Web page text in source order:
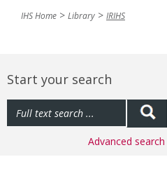
IHS Home Library IRIHS
Start your search
Advanced search